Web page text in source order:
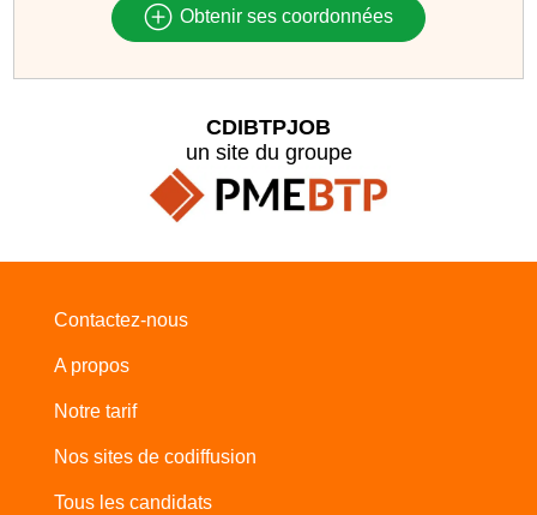
Obtenir ses coordonnées
CDIBTPJOB
un site du groupe
Contactez-nous
A propos
Notre tarif
Nos sites de codiffusion
Tous les candidats